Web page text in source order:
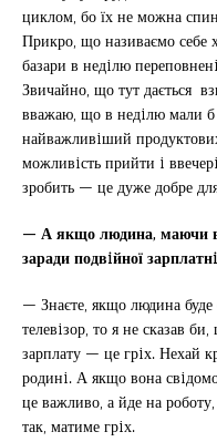
циклом, бо їх не можна
Прикро, що називаємо себе
базари в недiлю
Звичайно, що тут дається
вважаю, що в недiлю мали
найважливiший
можливiсть прийти i
зробить — це дуже добре
— А якщо людина, маючи
заради подвiйної
— Знаєте, якщо людина
телевiзор, то я не сказав
зарплату — це грiх. Нехай
родинi. А якщо вона
це важливо, а йде на
так, матиме грiх.